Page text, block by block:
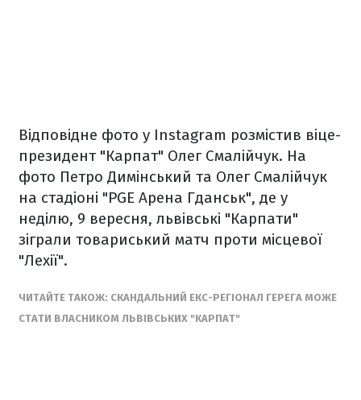
Відповідне фото у Instagram розмістив віце-
президент "Карпат" Олег Смалійчук. На
фото Петро Димінський та Олег Смалійчук
на стадіоні "PGE Арена Гданськ", де у
неділю, 9 вересня, львівські "Карпати"
зіграли товариський матч проти місцевої
"Лехії".
ЧИТАЙТЕ ТАКОЖ: СКАНДАЛЬНИЙ ЕКС-РЕГІОНАЛ ГЕРЕГА МОЖЕ
СТАТИ ВЛАСНИКОМ ЛЬВІВСЬКИХ "КАРПАТ"